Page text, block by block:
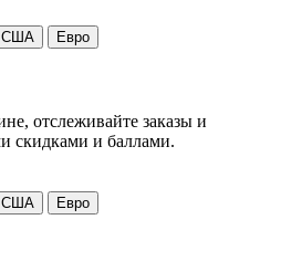
США Евро
отслеживайте заказы и
скидками и баллами.
США Евро